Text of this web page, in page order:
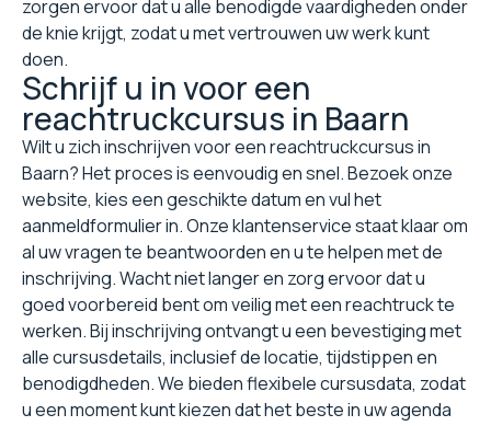
zorgen ervoor dat u alle benodigde vaardigheden onder
de knie krijgt, zodat u met vertrouwen uw werk kunt
doen.
Schrijf u in voor een
reachtruckcursus in Baarn
Wilt u zich inschrijven voor een reachtruckcursus in
Baarn? Het proces is eenvoudig en snel. Bezoek onze
website, kies een geschikte datum en vul het
aanmeldformulier in. Onze klantenservice staat klaar om
al uw vragen te beantwoorden en u te helpen met de
inschrijving. Wacht niet langer en zorg ervoor dat u
goed voorbereid bent om veilig met een reachtruck te
werken. Bij inschrijving ontvangt u een bevestiging met
alle cursusdetails, inclusief de locatie, tijdstippen en
benodigdheden. We bieden flexibele cursusdata, zodat
u een moment kunt kiezen dat het beste in uw agenda